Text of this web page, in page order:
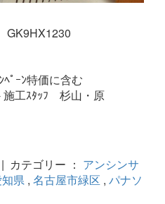
GK9HX1230
ﾟｰﾝ特価に含む
施工ｽﾀｯﾌ 杉山・原
テゴリー ： アンシンサ
県 , 名古屋市緑区 , パナソ